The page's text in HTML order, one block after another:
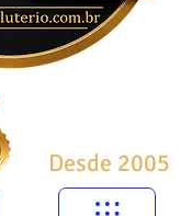
Desde 2005